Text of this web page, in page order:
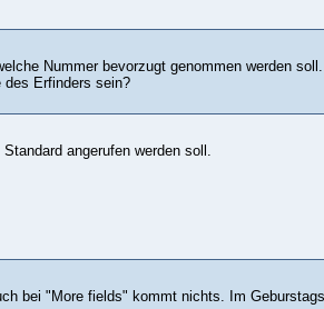
Nummer bevorzugt genommen werden
des Erfinders sein?
angerufen werden soll.
bei "More fields" kommt nichts. Im